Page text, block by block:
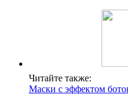
Читайте также:
Маски с эффектом